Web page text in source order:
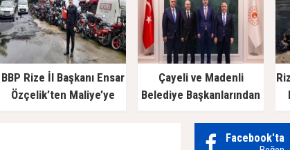
BBP Rize İl Başkanı Ensar
Özçelik’ten Maliye’ye
Çayeli ve Madenli
Belediye Başkanlarından
Facebook'ta